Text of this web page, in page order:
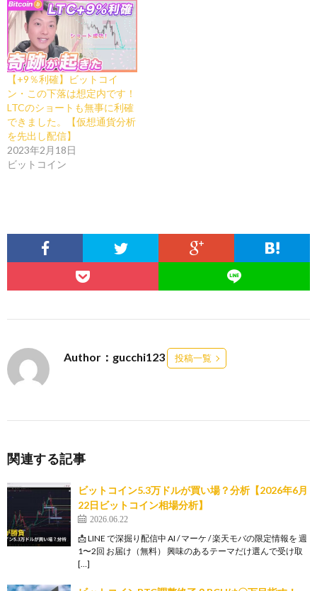
【+9％利確】ビットコイ
ン・この下落は想定内です！
LTCのショートも無事に利確
できました。【仮想通貨分析
を先出し配信】
2023年2月18日
ビットコイン
Author：gucchi123 投稿一覧
関連する記事
ビットコイン5.3万ドルが買い場？分析【2026年6月
22日ビットコイン相場分析】
2026.06.22
📩 LINE で深掘り配信中 AI / マーケ / 楽天モバの限定情報を 週
1〜2回 お届け（無料） 興味のあるテーマだけ選んで受け取
[…]